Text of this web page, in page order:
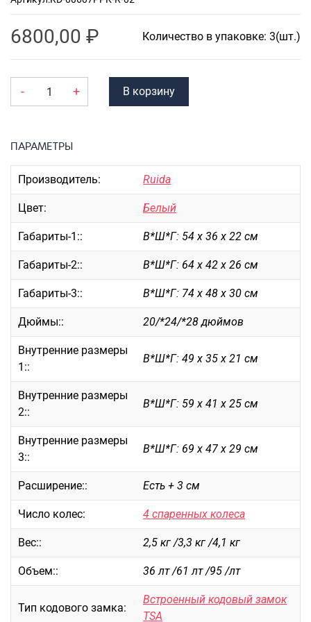
Аксессуары
Мешки для обуви
Пеналы для школы
Багаж
Чемоданы оптом
Чемоданы на колесах
Чемоданы детские
Пилоты на колесах
Рюкзаки детские для детских
чемоданов
Бьюти-кейсы
Распродажа
Сумки колесные
Сумки спортивные
Сумки деловые
Сумки поясные
Сумки для ноутбуков
Сумки-тележки хозяйственные
Сумки-рюкзаки на колёсах
Сумки детские
Рюкзаки
Рюкзаки городские
Рюкзаки школьные
6800,00 ₽ Количество в упаковке: 3(шт.)
- + В корзину
ПАРАМЕТРЫ
Производитель: Ruida
Цвет: Белый
Габариты-1:: В*Ш*Г: 54 х 36 х 22 см
Габариты-2:: В*Ш*Г: 64 х 42 х 26 см
Габариты-3:: В*Ш*Г: 74 х 48 х 30 см
Дюймы:: 20/*24/*28 дюймов
Внутренние размеры
1::
В*Ш*Г: 49 х 35 х 21 см
Внутренние размеры
2::
В*Ш*Г: 59 х 41 х 25 см
Внутренние размеры
3::
В*Ш*Г: 69 х 47 х 29 см
Расширение:: Есть + 3 см
Число колес: 4 спаренных колеса
Вес:: 2,5 кг /3,3 кг /4,1 кг
Объем:: 36 лт /61 лт /95 /лт
Тип кодового замка:
Встроенный кодовый замок
TSA